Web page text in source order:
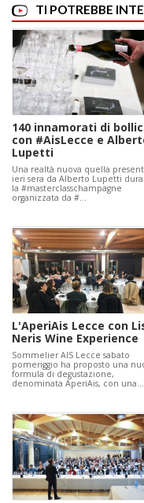
TI POTREBBE
140 innamorati di
con #AisLecce e
Lupetti
Una realtà nuova quella
ieri sera da Alberto Lupetti
la #masterclasschampagne
organizzata da #…
L'AperiAis Lecce con
Neris Wine Experience
Sommelier AIS Lecce sabato
pomeriggio ha proposto una
formula di degustazione,
denominata AperiAis, con una…